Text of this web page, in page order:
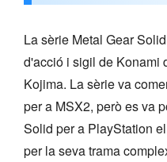
La sèrie Metal Gear
d'acció i sigil de Konami
Kojima. La sèrie va
per a MSX2, però es va
Solid per a PlayStation
per la seva trama